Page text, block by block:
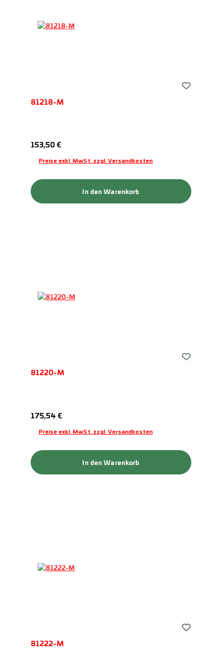
81218-M
Regulärer Preis:
153,50 €
Preise exkl. MwSt. zzgl. Versandkosten
In den Warenkorb
81220-M
Regulärer Preis:
175,54 €
Preise exkl. MwSt. zzgl. Versandkosten
In den Warenkorb
81222-M